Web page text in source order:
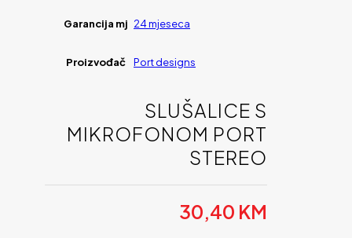
Garancija mj 24 mjeseca
Proizvođač Port designs
SLUŠALICE S
MIKROFONOM PORT
STEREO
30,40 KM